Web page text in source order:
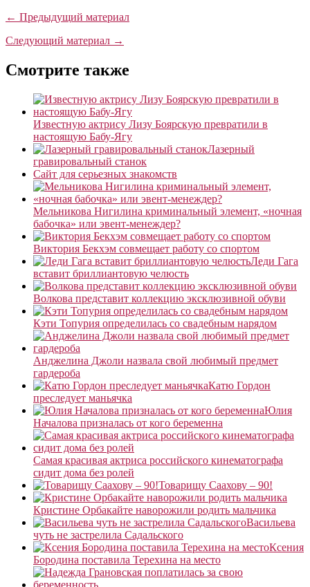
← Предыдущий материал
Следующий материал →
Смотрите также
Известную актрису Лизу Боярскую превратили в
настоящую Бабу-Ягу
Лазерный
гравировальный станок
Сайт для серьезных знакомств
Мельникова Нигилина криминальный элемент, «ночная
бабочка» или эвент-менеждер?
Виктория Бекхэм совмещает работу со спортом
Леди Гага
вставит бриллиантовую челюсть
Волкова представит коллекцию эксклюзивной обуви
Кэти Топурия определилась со свадебным нарядом
Анджелина Джоли назвала свой любимый предмет
гардероба
Катю Гордон
преследует маньячка
Юлия
Началова призналась от кого беременна
Самая красивая актриса российского кинематографа
сидит дома без ролей
Товарищу Саахову – 90!
Кристине Орбакайте наворожили родить мальчика
Васильева
чуть не застрелила Садальского
Ксения
Бородина поставила Терехина на место